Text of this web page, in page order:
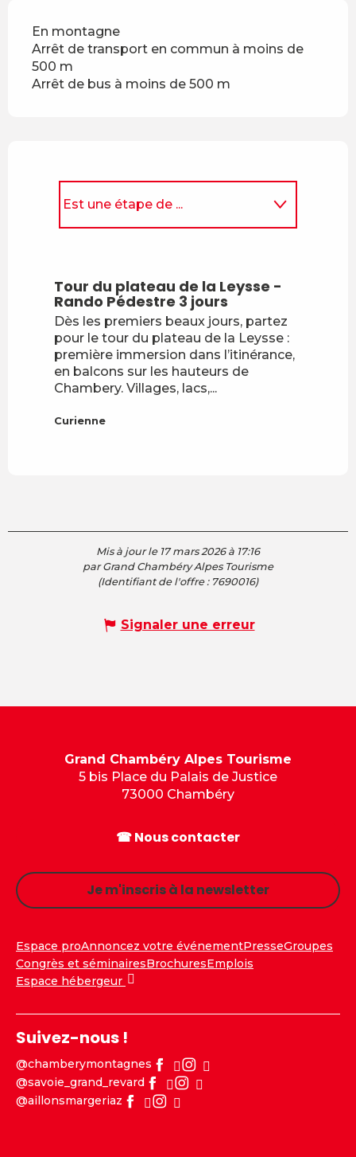
En montagne
Arrêt de transport en commun à moins de
500 m
Arrêt de bus à moins de 500 m
Est une étape de ...
Tour du plateau de la Leysse -
Rando Pédestre 3 jours
Dès les premiers beaux jours, partez
pour le tour du plateau de la Leysse :
première immersion dans l’itinérance,
en balcons sur les hauteurs de
Chambery. Villages, lacs,...
Curienne
Mis à jour le 17 mars 2026 à 17:16
par Grand Chambéry Alpes Tourisme
(Identifiant de l'offre : 7690016)
Signaler une erreur
Grand Chambéry Alpes Tourisme
5 bis Place du Palais de Justice
73000 Chambéry
☎ Nous contacter
Je m'inscris à la newsletter
Espace proAnnoncez votre événementPresseGroupes
Congrès et séminairesBrochuresEmplois
Espace hébergeur
Suivez-nous !
@chamberymontagnes
@savoie_grand_revard
@aillonsmargeriaz